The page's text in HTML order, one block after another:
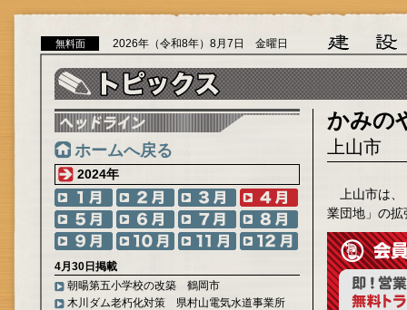
無料面 2026年（令和8年）8月7日 金曜日
ホームへ戻る
2024年
4月30日掲載
朝暘第五小学校の改築 鶴岡市
木川ダム老朽化対策 県村山電気水道事業所
かみの
上山市
上山市は、
業団地」の